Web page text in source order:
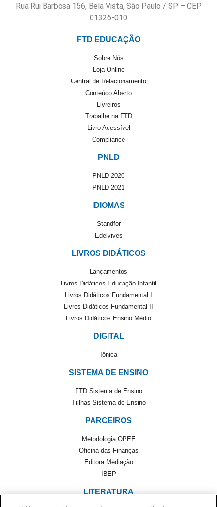
Rua Rui Barbosa 156, Bela Vista, São Paulo / SP – CEP
01326-010
FTD EDUCAÇÃO
Sobre Nós
Loja Online
Central de Relacionamento
Conteúdo Aberto
Livreiros
Trabalhe na FTD
Livro Acessível
Compliance
PNLD
PNLD 2020
PNLD 2021
IDIOMAS
Standfor
Edelvives
LIVROS DIDÁTICOS
Lançamentos
Livros Didáticos Educação Infantil
Livros Didáticos Fundamental I
Livros Didáticos Fundamental II
Livros Didáticos Ensino Médio
DIGITAL
Iônica
SISTEMA DE ENSINO
FTD Sistema de Ensino
Trilhas Sistema de Ensino
PARCEIROS
Metodologia OPEE
Oficina das Finanças
Editora Mediação
IBEP
LITERATURA